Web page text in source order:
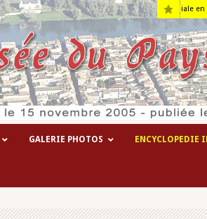
hôpitaux temporaires de la 1° guerre mondiale en
GALERIE PHOTOS ENCYCLOPEDIE